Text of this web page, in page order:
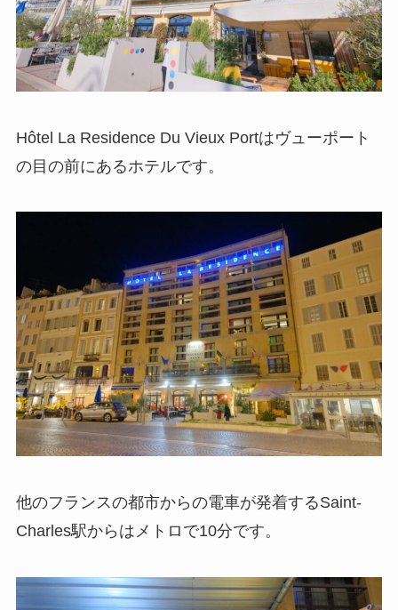
Hôtel La Residence Du Vieux Portはヴューポート
の目の前にあるホテルです。
他のフランスの都市からの電車が発着するSaint-
Charles駅からはメトロで10分です。